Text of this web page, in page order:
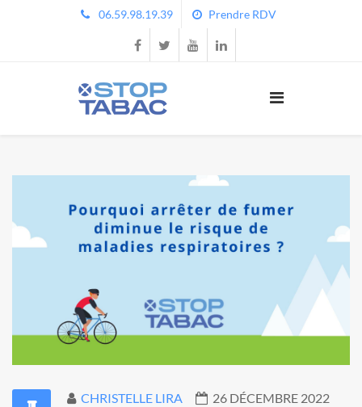
06.59.98.19.39 Prendre RDV
CHRISTELLE LIRA 26 DÉCEMBRE 2022